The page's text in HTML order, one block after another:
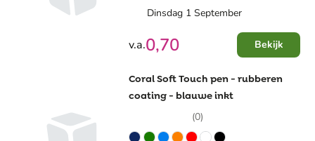
Dinsdag 1 September
v.a.0,70 Bekijk
Coral Soft Touch pen - rubberen
coating - blauwe inkt
(0)